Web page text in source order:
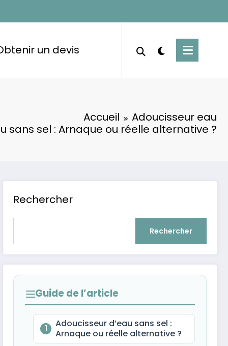
un devis
Accueil
Adoucisseur eau
sans sel : Arnaque ou réelle alternative ?
Rechercher
Rechercher
Guide de l’article
1
Adoucisseur d’eau sans sel :
Arnaque ou réelle alternative ?